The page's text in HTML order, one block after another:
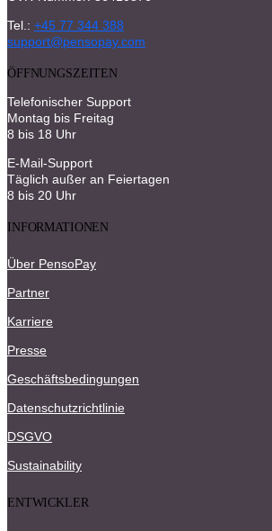
Tel.: +45 77 344 388
support@pensopay.com
ÖFFNUNGSZEITEN
Telefonischer Support
Montag bis Freitag
8 bis 18 Uhr
E-Mail-Support
Täglich außer an Feiertagen
8 bis 20 Uhr
INFORMATIONEN
Über PensoPay
Partner
Karriere
Presse
Geschäftsbedingungen
Datenschutzrichtlinie
DSGVO
Sustainability
ENTWICKLER